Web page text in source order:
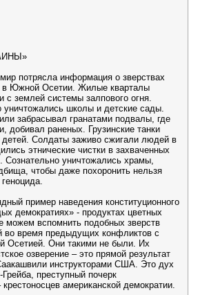
потрясла информация о зверствах
в Южной Осетии. Жилые кварталы
с землей системы залпового огня.
уничтожались школы и детские сады.
забрасывал гранатами подвалы, где
добивал раненых. Грузинские танки
Солдаты заживо сжигали людей в
этнические чистки в захваченных
Сознательно уничтожались храмы,
чтобы даже похоронить нельзя
пример наведения конституционного
демократиях» - продуктах цветных
вспомнить подобных зверств
во время предыдущих конфликтов с
Осетией. Они такими не были. Их
озверение – это прямой результат
инструкторами США. Это дух
преступный почерк
американской демократии.